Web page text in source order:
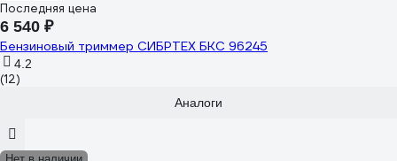
Последняя цена
6 540 ₽
Бензиновый триммер СИБРТЕХ БКС 96245
4.2
(12)
Аналоги